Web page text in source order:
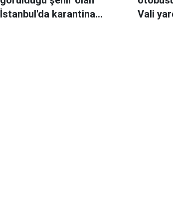
İstanbul'da karantina
Vali